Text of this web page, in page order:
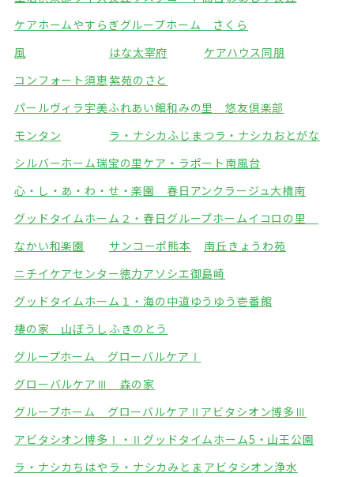
ケアホームやすらぎグループホーム さくら
風
はな太宰府
ケアハウス同朋
コンフォート須恵 紫苑のさと
パールヴィラ宇美ふれあい館和みの里 悠友倶楽部
モンタン
ラ・ナシカふじまつラ・ナシカおとがな
シルバーホーム瑞宝の里 ケア・ラポート南風台
心・し・あ・わ・せ・楽園 春日 アンクラージュ大橋南
グッドタイムホーム２・春日 グループホームイコロの里
なかい和楽園
サンコーポ熊本
南丘きょうわ苑
ニチイケアセンター徳力アソシエ御島崎
グッドタイムホーム１・海の中道ゆうゆう壱番館
棲の家 山ぼうし ふきのとう
グループホーム グローバルケアⅠ
グローバルケアⅢ 森の家
グループホーム グローバルケアⅡ アビタシオン博多Ⅲ
アビタシオン博多Ⅰ・Ⅱ グッドタイムホーム5・山王公園
ラ・ナシカちはや ラ・ナシカみとま アビタシオン浄水